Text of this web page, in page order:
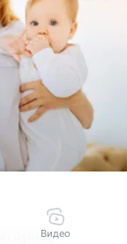
Видео